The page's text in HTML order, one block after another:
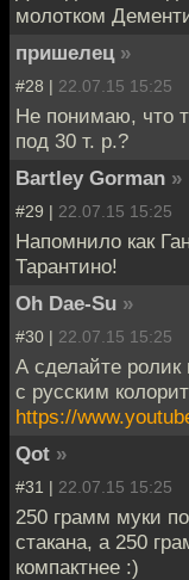
молотком
пришелец »
#28 | 22.07.15 15:25
Не понимаю, что
под 30 т. р.?
Bartley Gorman »
#29 | 22.07.15 15:25
Напомнило как
Тарантино!
Oh Dae-Su »
#30 | 22.07.15 15:25
А сделайте
с русским
https://
Qot »
#31 | 22.07.15 15:25
250 грамм муки
стакана, а 250
компактнее :)